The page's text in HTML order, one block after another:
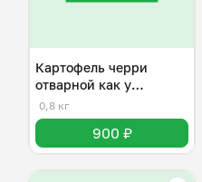
Картофель черри
отварной как у
бабушки
0,8 кг
900 ₽